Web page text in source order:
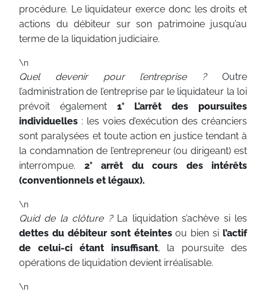
procédure. Le liquidateur exerce donc les droits et
actions du débiteur sur son patrimoine jusqu’au
terme de la liquidation judiciaire.
\n
Quel devenir pour l’entreprise ?Outre
l’administration de l’entreprise par le liquidateur la loi
prévoit également 1° L’arrêt des poursuites
individuelles : les voies d’exécution des créanciers
sont paralysées et toute action en justice tendant à
la condamnation de l’entrepreneur (ou dirigeant) est
interrompue. 2° arrêt du cours des intérêts
(conventionnels et légaux).
\n
Quid de la clôture ? La liquidation s’achève si les
dettes du débiteur sont éteintesou bien si l’actif
de celui-ci étant insuffisant, la poursuite des
opérations de liquidation devient irréalisable.
\n